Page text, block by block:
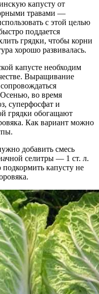
капусту от
травами —
с этой целью
поддается
грядки, чтобы корни
хорошо развивалась.
капусте необходим
Выращивание
во время
суперфосфат и
грядки обогащают
Как вариант можно
добавить смесь
селитры — 1 ст. л.
капусту не